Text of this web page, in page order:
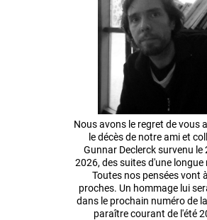
Nous avons le regret de vous
le décès de notre ami et
Gunnar Declerck survenu le
2026, des suites d'une longue
Toutes nos pensées vont
proches. Un hommage lui
dans le prochain numéro de
paraître courant de l'été